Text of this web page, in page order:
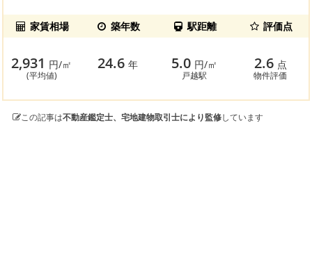
家賃相場 築年数 駅距離 評価点
2,931 円/㎡
(平均値)
24.6年 5.0 円/㎡
戸越駅
2.6 点
物件評価
この記事は不動産鑑定士、宅地建物取引士により監修しています